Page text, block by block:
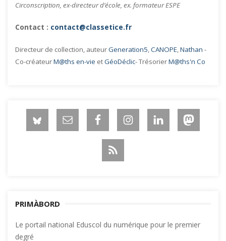
Circonscription, ex-directeur d’école, ex. formateur ESPE
Contact : contact@classetice.fr
Directeur de collection, auteurGeneration5,CANOPE,Nathan -
Co-créateurM@ths en-vie etGéoDéclic- TrésorierM@ths'n Co
PRIMÀBORD
Le portail national Eduscol du numérique pour le premier
degré